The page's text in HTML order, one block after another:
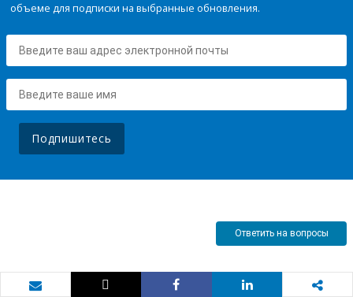
объеме для подписки на выбранные обновления.
Подпишитесь
Ответить на вопросы